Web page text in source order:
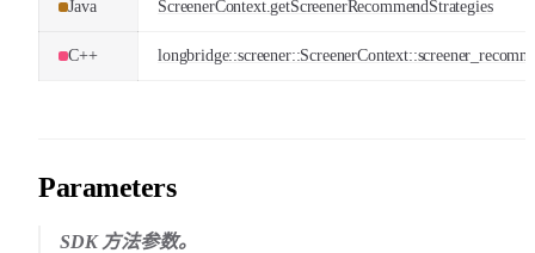
Java ScreenerContext.getScreenerRecommendStrategies
C++
Parameters
SDK 方法参数。